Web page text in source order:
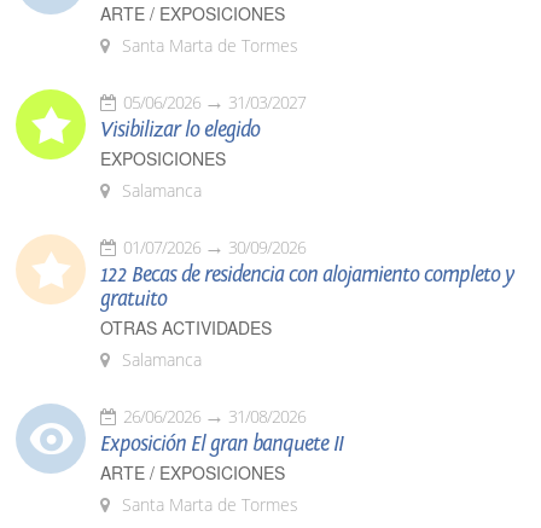
ARTE / EXPOSICIONES
Santa Marta de Tormes
05/06/2026 31/03/2027
Visibilizar lo elegido
EXPOSICIONES
Salamanca
01/07/2026 30/09/2026
122 Becas de residencia con alojamiento completo y
gratuito
OTRAS ACTIVIDADES
Salamanca
26/06/2026 31/08/2026
Exposición El gran banquete II
ARTE / EXPOSICIONES
Santa Marta de Tormes